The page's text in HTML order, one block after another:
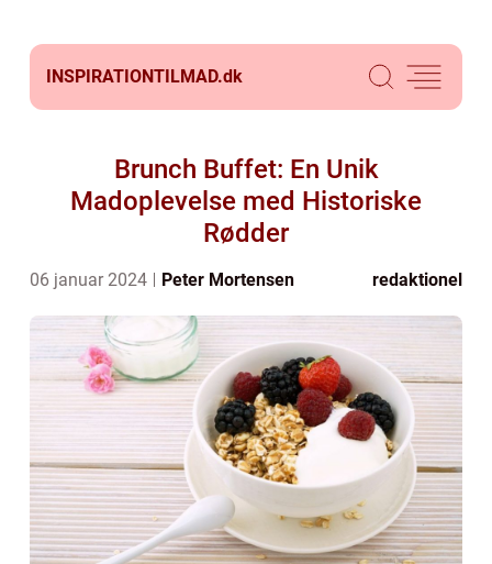
INSPIRATIONTILMAD.dk
Brunch Buffet: En Unik
Madoplevelse med Historiske
Rødder
06 januar 2024 Peter Mortensen redaktionel